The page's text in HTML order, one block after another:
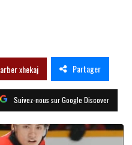
arber xhekaj Partager
Suivez-nous sur Google Discover